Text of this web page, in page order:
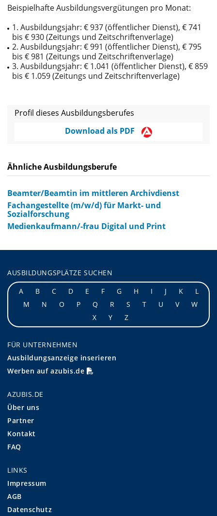
Beispielhafte Ausbildungsvergütungen pro Monat:
1. Ausbildungsjahr: € 937 (öffentlicher Dienst), € 741
bis € 930 (Zeitungs­ und Zeitschriftenverla­ge)
2. Ausbildungsjahr: € 991 (öffentlicher Dienst), € 795
bis € 981 (Zeitungs­ und Zeitschriftenverla­ge)
3. Ausbildungsjahr: € 1.041 (öffentlicher Dienst), € 859
bis € 1.059 (Zeitungs­ und Zeitschriftenver­lage)
Profil dieses Ausbildungsberufes
Download als PDF
Ähnliche Ausbildungsberufe
Beamter/Beamtin im mittleren Archivdienst
Fachangestellte (m/w/d) für Markt- und
Sozialforschung
Medienkaufmann/-frau Digital und Print
AUSBILDUNGSPLÄTZE SUCHEN
A
B C D E F G H I J K
L
M
N O P Q R S T U V
W
X
Y Z
FÜR UNTERNEHMEN
Ausbildungsanzeige inserieren
Werben auf azubis.de
AZUBIS.DE
Über uns
Partner
Kontakt
FAQ
LINKS
Impressum
AGB
Datenschutz